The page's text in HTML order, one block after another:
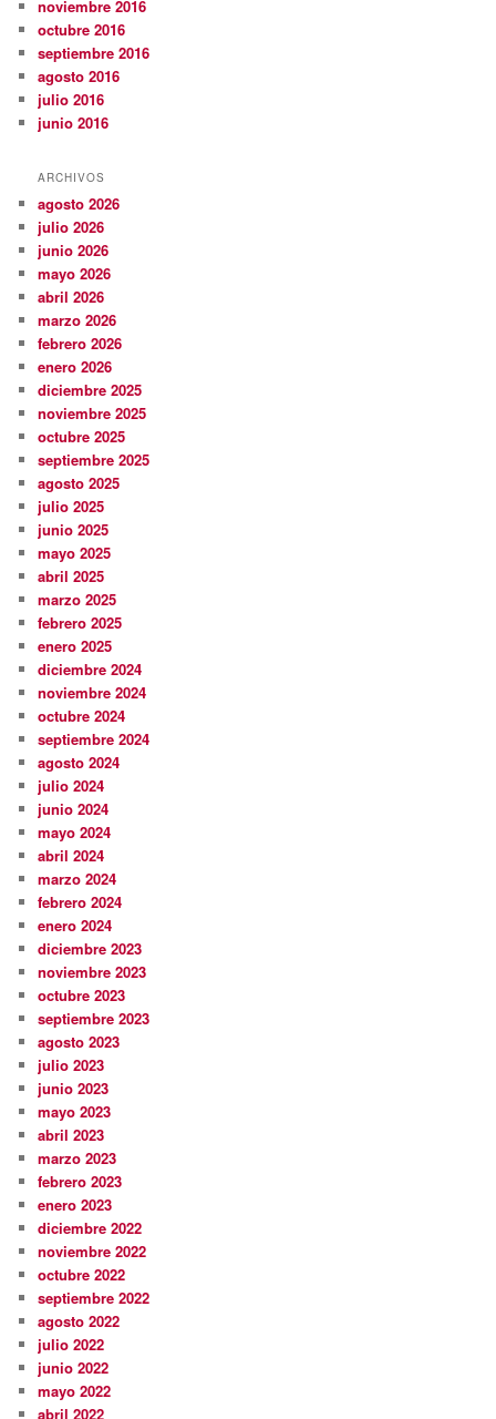
noviembre 2016
octubre 2016
septiembre 2016
agosto 2016
julio 2016
junio 2016
ARCHIVOS
agosto 2026
julio 2026
junio 2026
mayo 2026
abril 2026
marzo 2026
febrero 2026
enero 2026
diciembre 2025
noviembre 2025
octubre 2025
septiembre 2025
agosto 2025
julio 2025
junio 2025
mayo 2025
abril 2025
marzo 2025
febrero 2025
enero 2025
diciembre 2024
noviembre 2024
octubre 2024
septiembre 2024
agosto 2024
julio 2024
junio 2024
mayo 2024
abril 2024
marzo 2024
febrero 2024
enero 2024
diciembre 2023
noviembre 2023
octubre 2023
septiembre 2023
agosto 2023
julio 2023
junio 2023
mayo 2023
abril 2023
marzo 2023
febrero 2023
enero 2023
diciembre 2022
noviembre 2022
octubre 2022
septiembre 2022
agosto 2022
julio 2022
junio 2022
mayo 2022
abril 2022